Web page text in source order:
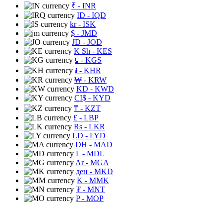
₹ - INR
ID - IQD
kr- ISK
$ - JMD
JD - JOD
K Sh - KES
⃀ - KGS
៛ - KHR
₩ - KRW
KD - KWD
CI$ - KYD
₸ - KZT
£ - LBP
Rs - LKR
LD - LYD
DH - MAD
L - MDL
Ar- MGA
ден - MKD
K - MMK
₮ - MNT
P- MOP